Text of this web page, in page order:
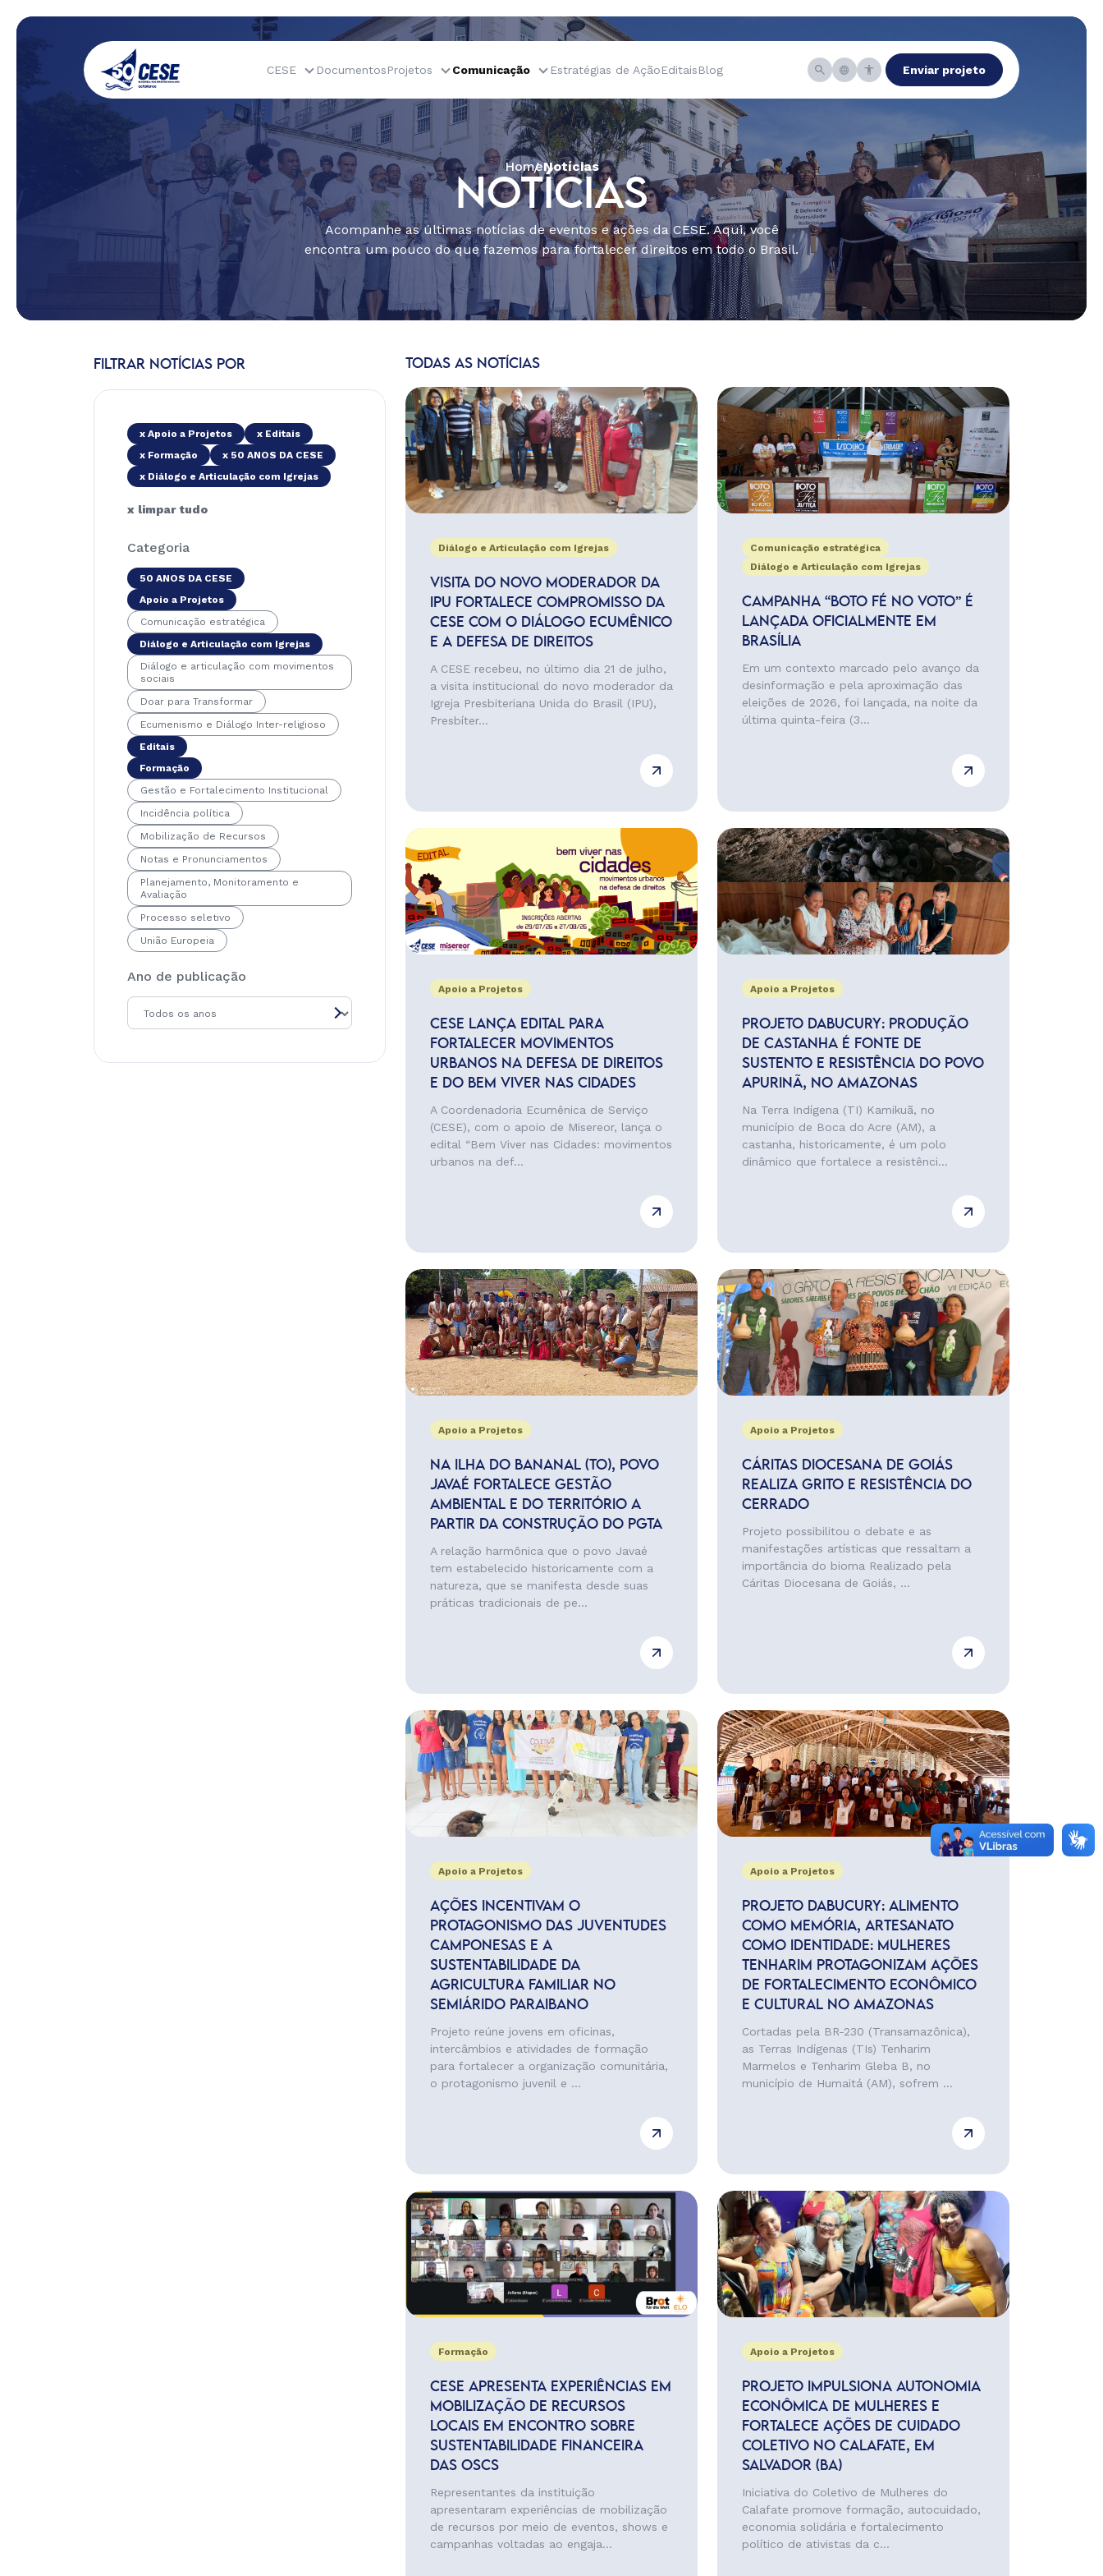
CESE DocumentosProjetos Comunicação Estratégias de AçãoEditaisBlog Enviar projeto
HomeNotícias
NOTÍCIAS
Acompanhe as últimas notícias de eventos e ações da CESE. Aqui, você
encontra um pouco do que fazemos para fortalecer direitos em todo o Brasil.
FILTRAR NOTÍCIAS POR
x Apoio a Projetos
x Editais
x Formação
x 50 ANOS DA CESE
x Diálogo e Articulação com Igrejas
x limpar tudo
Categoria
50 ANOS DA CESE
Apoio a Projetos
Comunicação estratégica
Diálogo e Articulação com Igrejas
Diálogo e articulação com movimentos
sociais
Doar para Transformar
Ecumenismo e Diálogo Inter-religioso
Editais
Formação
Gestão e Fortalecimento Institucional
Incidência política
Mobilização de Recursos
Notas e Pronunciamentos
Planejamento, Monitoramento e
Avaliação
Processo seletivo
União Europeia
Ano de publicação
TODAS AS NOTÍCIAS
Diálogo e Articulação com Igrejas
VISITA DO NOVO MODERADOR DA
IPU FORTALECE COMPROMISSO DA
CESE COM O DIÁLOGO ECUMÊNICO
E A DEFESA DE DIREITOS
A CESE recebeu, no último dia 21 de julho,
a visita institucional do novo moderador da
Igreja Presbiteriana Unida do Brasil (IPU),
Presbíter...
Comunicação estratégica
Diálogo e Articulação com Igrejas
CAMPANHA “BOTO FÉ NO VOTO” É
LANÇADA OFICIALMENTE EM
BRASÍLIA
Em um contexto marcado pelo avanço da
desinformação e pela aproximação das
eleições de 2026, foi lançada, na noite da
última quinta-feira (3...
Apoio a Projetos
CESE LANÇA EDITAL PARA
FORTALECER MOVIMENTOS
URBANOS NA DEFESA DE DIREITOS
E DO BEM VIVER NAS CIDADES
A Coordenadoria Ecumênica de Serviço
(CESE), com o apoio de Misereor, lança o
edital “Bem Viver nas Cidades: movimentos
urbanos na def...
Apoio a Projetos
PROJETO DABUCURY: PRODUÇÃO
DE CASTANHA É FONTE DE
SUSTENTO E RESISTÊNCIA DO POVO
APURINÃ, NO AMAZONAS
Na Terra Indígena (TI) Kamikuã, no
município de Boca do Acre (AM), a
castanha, historicamente, é um polo
dinâmico que fortalece a resistênci...
Apoio a Projetos
NA ILHA DO BANANAL (TO), POVO
JAVAÉ FORTALECE GESTÃO
AMBIENTAL E DO TERRITÓRIO A
PARTIR DA CONSTRUÇÃO DO PGTA
A relação harmônica que o povo Javaé
tem estabelecido historicamente com a
natureza, que se manifesta desde suas
práticas tradicionais de pe...
Apoio a Projetos
CÁRITAS DIOCESANA DE GOIÁS
REALIZA GRITO E RESISTÊNCIA DO
CERRADO
Projeto possibilitou o debate e as
manifestações artísticas que ressaltam a
importância do bioma Realizado pela
Cáritas Diocesana de Goiás, ...
Apoio a Projetos
AÇÕES INCENTIVAM O
PROTAGONISMO DAS JUVENTUDES
CAMPONESAS E A
SUSTENTABILIDADE DA
AGRICULTURA FAMILIAR NO
SEMIÁRIDO PARAIBANO
Projeto reúne jovens em oficinas,
intercâmbios e atividades de formação
para fortalecer a organização comunitária,
o protagonismo juvenil e ...
Apoio a Projetos
PROJETO DABUCURY: ALIMENTO
COMO MEMÓRIA, ARTESANATO
COMO IDENTIDADE: MULHERES
TENHARIM PROTAGONIZAM AÇÕES
DE FORTALECIMENTO ECONÔMICO
E CULTURAL NO AMAZONAS
Cortadas pela BR-230 (Transamazônica),
as Terras Indígenas (TIs) Tenharim
Marmelos e Tenharim Gleba B, no
município de Humaitá (AM), sofrem ...
Formação
CESE APRESENTA EXPERIÊNCIAS EM
MOBILIZAÇÃO DE RECURSOS
LOCAIS EM ENCONTRO SOBRE
SUSTENTABILIDADE FINANCEIRA
DAS OSCS
Representantes da instituição
apresentaram experiências de mobilização
de recursos por meio de eventos, shows e
campanhas voltadas ao engaja...
Apoio a Projetos
PROJETO IMPULSIONA AUTONOMIA
ECONÔMICA DE MULHERES E
FORTALECE AÇÕES DE CUIDADO
COLETIVO NO CALAFATE, EM
SALVADOR (BA)
Iniciativa do Coletivo de Mulheres do
Calafate promove formação, autocuidado,
economia solidária e fortalecimento
político de ativistas da c...